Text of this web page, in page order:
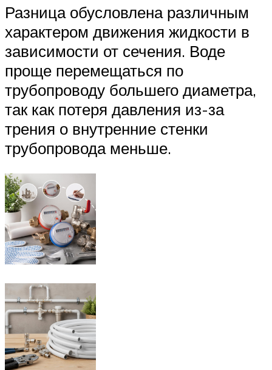
Разница обусловлена различным
характером движения жидкости в
зависимости от сечения. Воде
проще перемещаться по
трубопроводу большего диаметра,
так как потеря давления из-за
трения о внутренние стенки
трубопровода меньше.